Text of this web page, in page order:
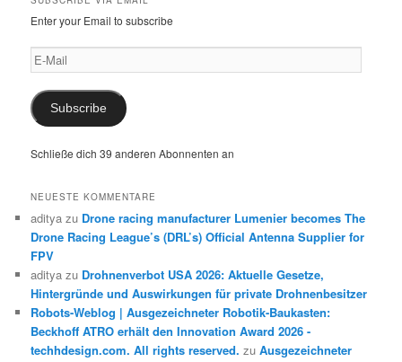
Enter your Email to subscribe
E-
Mail
Subscribe
Schließe dich 39 anderen Abonnenten an
NEUESTE KOMMENTARE
aditya zu Drone racing manufacturer Lumenier becomes The
Drone Racing League’s (DRL’s) Official Antenna Supplier for
FPV
aditya zu Drohnenverbot USA 2026: Aktuelle Gesetze,
Hintergründe und Auswirkungen für private Drohnenbesitzer
Robots-Weblog | Ausgezeichneter Robotik-Baukasten:
Beckhoff ATRO erhält den Innovation Award 2026 -
techhdesign.com. All rights reserved. zuAusgezeichneter